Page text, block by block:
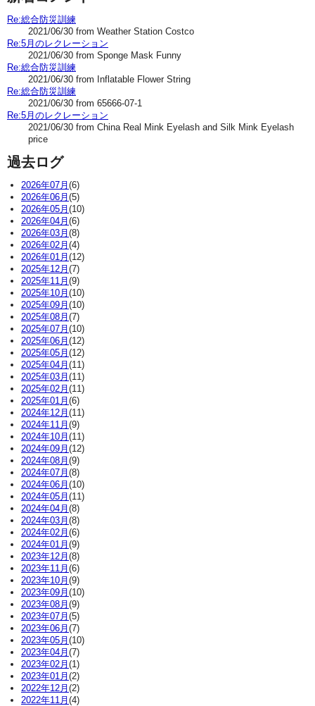
Re:総合防災訓練
2021/06/30 from Weather Station Costco
Re:5月のレクレーション
2021/06/30 from Sponge Mask Funny
Re:総合防災訓練
2021/06/30 from Inflatable Flower String
Re:総合防災訓練
2021/06/30 from 65666-07-1
Re:5月のレクレーション
2021/06/30 from China Real Mink Eyelash and Silk Mink Eyelash
price
過去ログ
2026年07月 (6)
2026年06月 (5)
2026年05月 (10)
2026年04月 (6)
2026年03月 (8)
2026年02月 (4)
2026年01月 (12)
2025年12月 (7)
2025年11月 (9)
2025年10月 (10)
2025年09月 (10)
2025年08月 (7)
2025年07月 (10)
2025年06月 (12)
2025年05月 (12)
2025年04月 (11)
2025年03月 (11)
2025年02月 (11)
2025年01月 (6)
2024年12月 (11)
2024年11月 (9)
2024年10月 (11)
2024年09月 (12)
2024年08月 (9)
2024年07月 (8)
2024年06月 (10)
2024年05月 (11)
2024年04月 (8)
2024年03月 (8)
2024年02月 (6)
2024年01月 (9)
2023年12月 (8)
2023年11月 (6)
2023年10月 (9)
2023年09月 (10)
2023年08月 (9)
2023年07月 (5)
2023年06月 (7)
2023年05月 (10)
2023年04月 (7)
2023年02月 (1)
2023年01月 (2)
2022年12月 (2)
2022年11月 (4)